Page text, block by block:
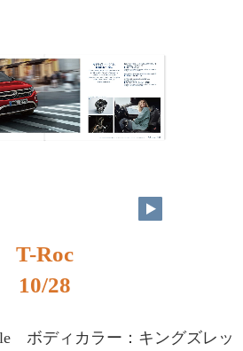
T-Roc
10/28
ボディカラー：キングズレッ